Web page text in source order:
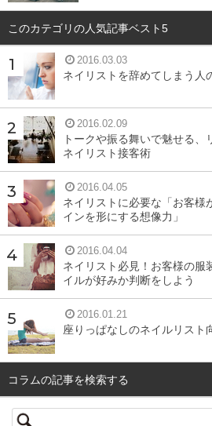
このカテゴリの人気記事ベスト5
2016.03.03
ネイリストを辞めてしまう人
2016.02.09
トークや振る舞いで魅せる
ネイリスト接客術
2016.04.05
ネイリストに必要な「お客様
インを形にする想像力」
2016.04.04
ネイリスト必見！お客様の服
イルが好みか判断をしよう
2016.01.21
座りっぱなしのネイルリスト
コラムの記事を検索する